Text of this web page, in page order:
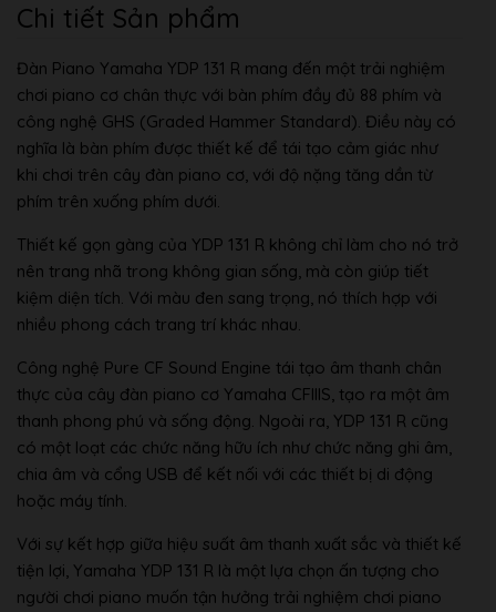
Chi tiết Sản phẩm
Đàn Piano Yamaha YDP 131 R mang đến một trải nghiệm
chơi piano cơ chân thực với bàn phím đầy đủ 88 phím và
công nghệ GHS (Graded Hammer Standard). Điều này có
nghĩa là bàn phím được thiết kế để tái tạo cảm giác như
khi chơi trên cây đàn piano cơ, với độ nặng tăng dần từ
phím trên xuống phím dưới.
Thiết kế gọn gàng của YDP 131 R không chỉ làm cho nó trở
nên trang nhã trong không gian sống, mà còn giúp tiết
kiệm diện tích. Với màu đen sang trọng, nó thích hợp với
nhiều phong cách trang trí khác nhau.
Công nghệ Pure CF Sound Engine tái tạo âm thanh chân
thực của cây đàn piano cơ Yamaha CFIIIS, tạo ra một âm
thanh phong phú và sống động. Ngoài ra, YDP 131 R cũng
có một loạt các chức năng hữu ích như chức năng ghi âm,
chia âm và cổng USB để kết nối với các thiết bị di động
hoặc máy tính.
Với sự kết hợp giữa hiệu suất âm thanh xuất sắc và thiết kế
tiện lợi, Yamaha YDP 131 R là một lựa chọn ấn tượng cho
người chơi piano muốn tận hưởng trải nghiệm chơi piano